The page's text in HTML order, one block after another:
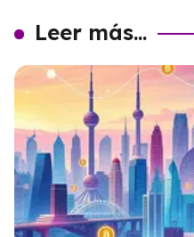
Leer más...